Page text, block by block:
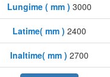
Lungime ( mm ) 3000
Latime( mm ) 2400
Inaltime( mm ) 2700